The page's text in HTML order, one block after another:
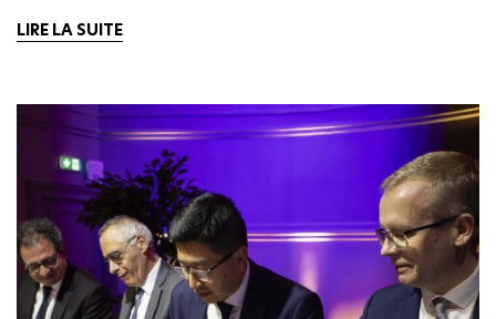
LIRE LA SUITE